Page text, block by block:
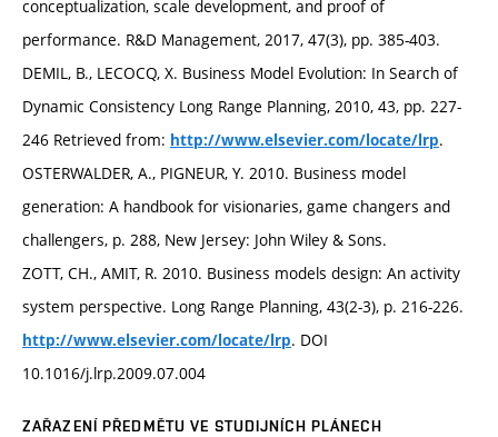
conceptualization, scale development, and proof of
performance. R&D Management, 2017, 47(3), pp. 385-403.
DEMIL, B., LECOCQ, X. Business Model Evolution: In Search of
Dynamic Consistency Long Range Planning, 2010, 43, pp. 227-
246 Retrieved from: http://www.elsevier.com/locate/lrp.
OSTERWALDER, A., PIGNEUR, Y. 2010. Business model
generation: A handbook for visionaries, game changers and
challengers, p. 288, New Jersey: John Wiley & Sons.
ZOTT, CH., AMIT, R. 2010. Business models design: An activity
system perspective. Long Range Planning, 43(2-3), p. 216-226.
http://www.elsevier.com/locate/lrp. DOI
10.1016/j.lrp.2009.07.004
ZAŘAZENÍ PŘEDMĚTU VE STUDIJNÍCH PLÁNECH